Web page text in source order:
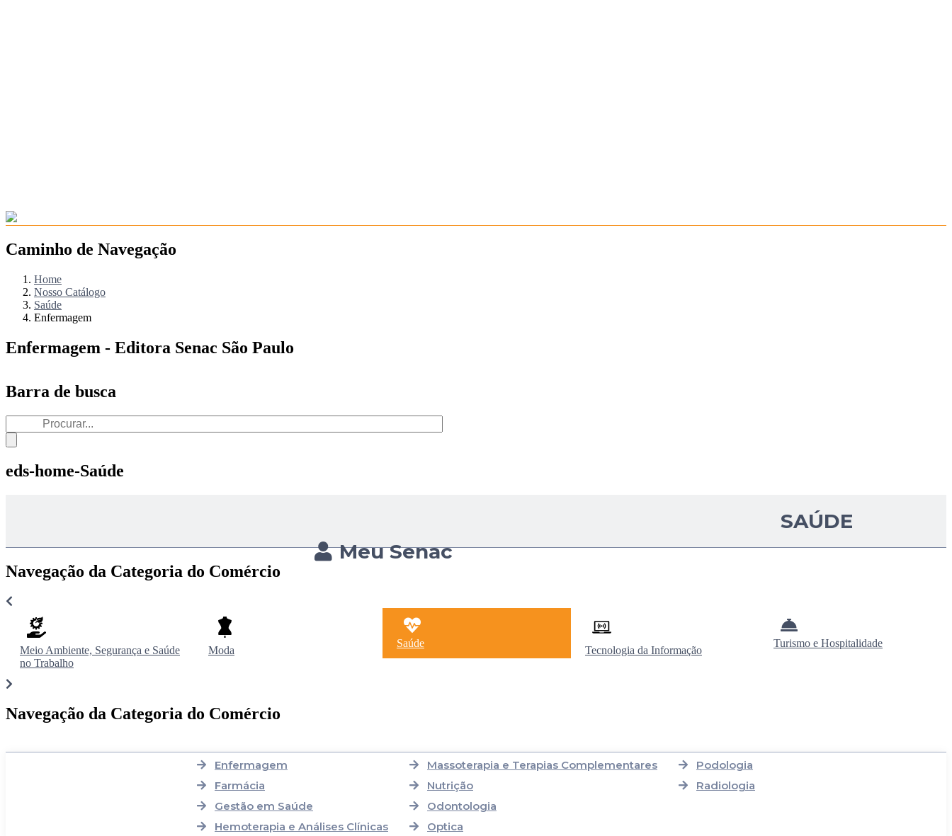
Meu Senac
Caminho de Navegação
Home
Nosso Catálogo
Saúde
Enfermagem
Enfermagem - Editora Senac São Paulo
Barra de busca
eds-home-Saúde
SAÚDE
Navegação da Categoria do Comércio
Meio Ambiente, Segurança e Saúde
no Trabalho
Moda
Saúde
Tecnologia da Informação
Turismo e Hospitalidade
Navegação da Categoria do Comércio
Enfermagem
Farmácia
Gestão em Saúde
Hemoterapia e Análises Clínicas
Massoterapia e Terapias Complementares
Nutrição
Odontologia
Optica
Podologia
Radiologia